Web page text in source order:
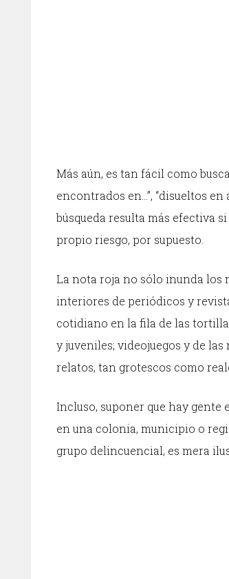
Más aún, es tan fácil como
encontrados en…”, “disueltos en
búsqueda resulta más efectiva
propio riesgo, por supuesto.
La nota roja no sólo inunda los
interiores de periódicos y
cotidiano en la fila de las
y juveniles; videojuegos y de
relatos, tan grotescos como
Incluso, suponer que hay gente
en una colonia, municipio o
grupo delincuencial, es mera